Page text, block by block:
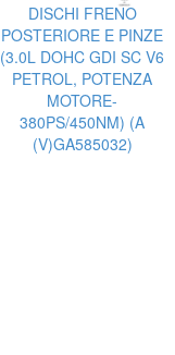
DISCHI FRENO
POSTERIORE E PINZE
(3.0L DOHC GDI SC V6
PETROL, POTENZA
MOTORE-
380PS/450NM) (A
(V)GA585032)